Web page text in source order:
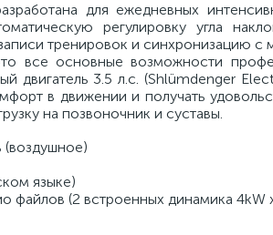
для ежедневных
регулировку угла
тренировок и синхронизацию с
все основные возможности
двигатель 3.5 л.с. (Shlümdenger
в движении и получать
на позвоночник и суставы.
(воздушное)
языке)
файлов (2 встроенных динамика 4kW